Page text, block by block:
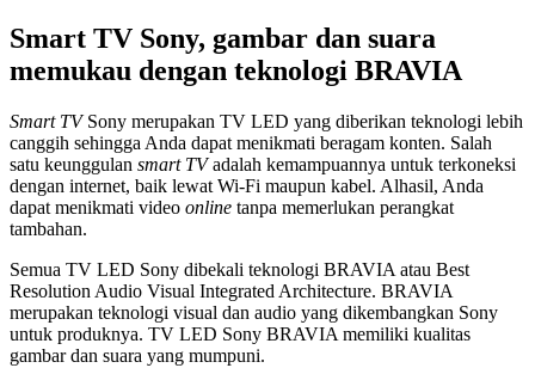
Smart TV Sony, gambar dan suara
memukau dengan teknologi BRAVIA
Smart TVSony merupakan TV LED yang diberikan teknologi lebih
canggih sehingga Anda dapat menikmati beragam konten. Salah
satu keunggulan smart TVadalah kemampuannya untuk terkoneksi
dengan internet, baik lewat Wi-Fi maupun kabel. Alhasil, Anda
dapat menikmati video online tanpa memerlukan perangkat
tambahan.
Semua TV LED Sony dibekali teknologi BRAVIA atau Best
Resolution Audio Visual Integrated Architecture. BRAVIA
merupakan teknologi visual dan audio yang dikembangkan Sony
untuk produknya. TV LED Sony BRAVIA memiliki kualitas
gambar dan suara yang mumpuni.